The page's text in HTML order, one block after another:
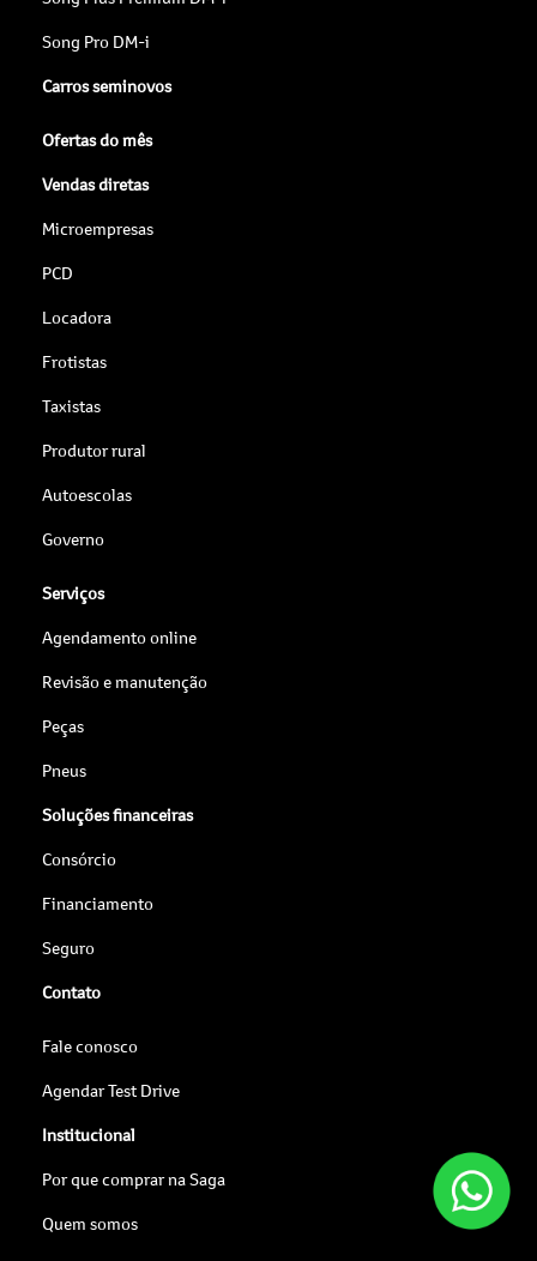
Song Pro DM-i
Carros seminovos
Ofertas do mês
Vendas diretas
Microempresas
PCD
Locadora
Frotistas
Taxistas
Produtor rural
Autoescolas
Governo
Serviços
Agendamento online
Revisão e manutenção
Peças
Pneus
Soluções financeiras
Consórcio
Financiamento
Seguro
Contato
Fale conosco
Agendar Test Drive
Institucional
Por que comprar na Saga
Quem somos